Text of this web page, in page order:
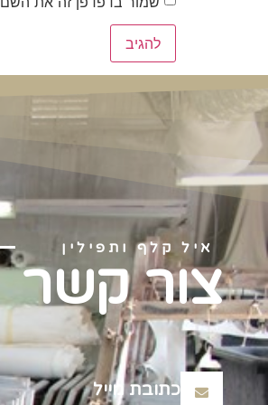
איל קלף ותפילין
צור קשר
כתובת מייל